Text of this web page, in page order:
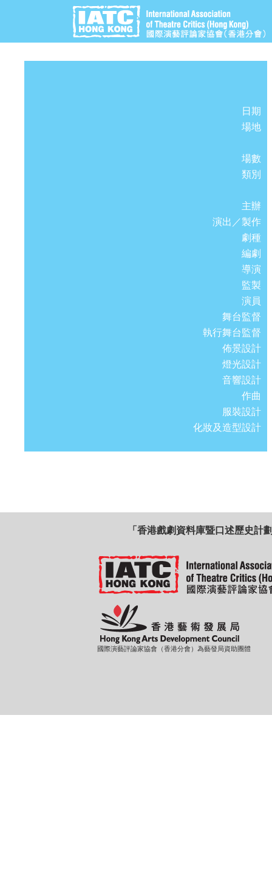
日期
場地
場數
類別
主辦
演出／製作
劇種
編劇
導演
監製
演員
舞台監督
執行舞台監督
佈景設計
燈光設計
音響設計
作曲
服裝設計
化妝及造型設計
「香港戲劇資料庫暨口述歷史計
國際演藝評論家協會（香港分會）為藝發局資助團體